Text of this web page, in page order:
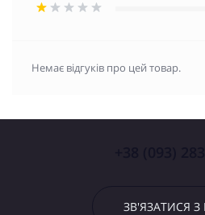
Немає відгуків про цей товар.
ЗВ'ЯЗАТИСЯ